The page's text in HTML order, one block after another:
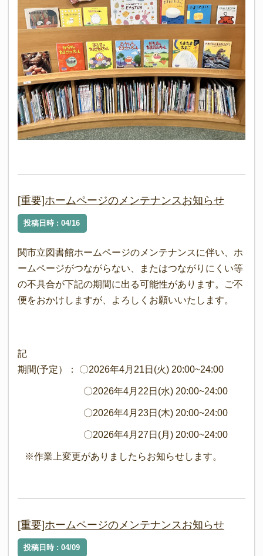
[重要]ホームページのメンテナンスお知らせ
投稿日時 : 04/16
関市立図書館ホームページのメンテナンスに伴い、ホ
ームページがつながらない、またはつながりにくい等
の不具合が下記の期間に出る可能性があります。ご不
便をおかけしますが、よろしくお願いいたします。
記
期間(予定）： 〇2026年4月21日(火) 20:00~24:00
〇2026年4月22日(水) 20:00~24:00
〇2026年4月23日(木) 20:00~24:00
〇2026年4月27日(月) 20:00~24:00
※作業上変更がありましたらお知らせします。
[重要]ホームページのメンテナンスお知らせ
投稿日時 : 04/09